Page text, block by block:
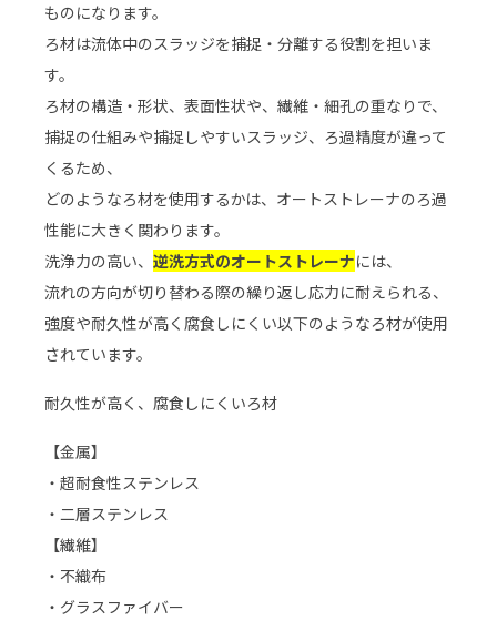
ものになります。
ろ材は流体中のスラッジを捕捉・分離する役割を担いま
す。
ろ材の構造・形状、表面性状や、繊維・細孔の重なりで、
捕捉の仕組みや捕捉しやすいスラッジ、ろ過精度が違って
くるため、
どのようなろ材を使用するかは、オートストレーナのろ過
性能に大きく関わります。
洗浄力の高い、 逆洗方式のオートストレーナには、
流れの方向が切り替わる際の繰り返し応力に耐えられる、
強度や耐久性が高く腐食しにくい以下のようなろ材が使用
されています。
耐久性が高く、腐食しにくいろ材
【金属】
・超耐食性ステンレス
・二層ステンレス
【繊維】
・不織布
・グラスファイバー